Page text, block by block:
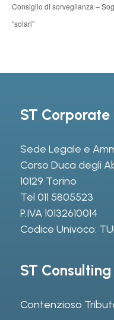
Consiglio di sorveglianza –
“solari”
ST Corporate
Sede Legale e
Corso Duca degli
10129 Torino
Tel 011 5805523
P.IVA 10132610014
Codice Univoco:
ST Consulting
Contenzioso